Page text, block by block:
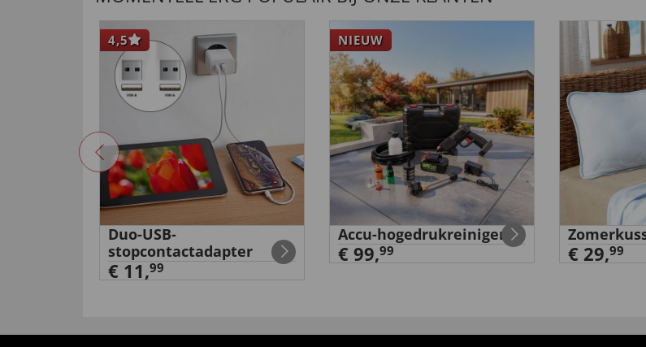
4,5
Duo-USB-
stopcontactadapter
€ 11,99
NIEUW
Accu-hogedrukreiniger
€ 99,99 € 29,99